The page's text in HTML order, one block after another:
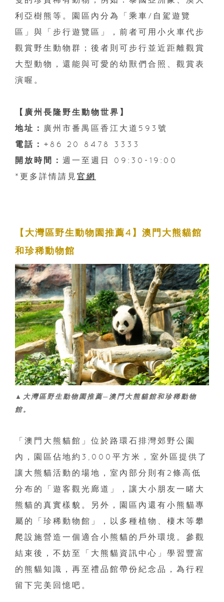
利亞樹熊等。園區內分為「乘車/自駕遊覽
區」與「步行遊覽區」，前者可用小火車代步
觀賞野生動物群；後者則可步行並近距離觀賞
大型動物，還能與可愛的幼獸們合照、觀賞表
演喔。
【廣州長隆野生動物世界】
地址：
廣州市番禺區香江大道593號
電話： +86 20 8478 3333
開放時間： 週一至週日 09:30-19:00
*更多詳情請見 官網
【大灣區野生動物園推薦4】澳門大熊貓館
和珍稀動物館
▲大灣區野生動物園推薦─澳門大熊貓館和珍稀動物
館。
「澳門大熊貓館」位於路環石排灣郊野公園
內，園區佔地約3,000平方米，室外區提供了
讓大熊貓活動的場地，室內部分則有2條高低
分布的「遊客觀光廊道」，讓大小朋友一睹大
熊貓的真實樣貌。另外，園區內還有小熊貓專
屬的「珍稀動物館」，以多種植物、棲木等攀
爬設施營造一個適合小熊貓的戶外環境。參觀
結束後，不妨至「大熊貓資訊中心」學習豐富
的熊貓知識，再至禮品館帶份紀念品，為行程
留下完美回憶吧。